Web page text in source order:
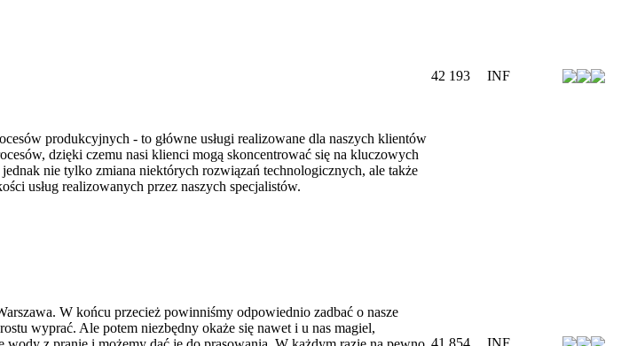
produkcyjnych - to główne usługi realizowane dla naszych klientów
dzięki czemu nasi klienci mogą skoncentrować się na kluczowych
nie tylko zmiana niektórych rozwiązań technologicznych, ale także
usług realizowanych przez naszych specjalistów.
42 193 INF
W końcu przecież powinniśmy odpowiednio zadbać o nasze
wyprać. Ale potem niezbędny okaże się nawet i u nas magiel,